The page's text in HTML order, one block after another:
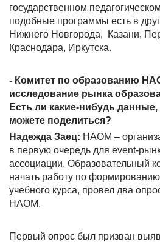
государственном
подобные программы есть в
Нижнего Новгорода, Казани,
Краснодара, Иркутска.
- Комитет по образованию
исследование рынка
Есть ли какие-нибудь
можете поделиться?
Надежда Заец: НАОМ –
в первую очередь для event-
ассоциации. Образовательный
начать работу по
учебного курса, провел два
НАОМ.
Первый опрос был призван